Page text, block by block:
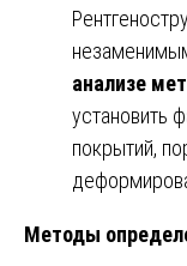
анализе
установить
покрытий,
Методы